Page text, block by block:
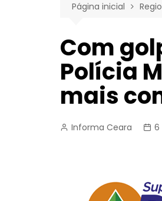
Página inicial
Com
Polícia
mais
Informa Ceara 6